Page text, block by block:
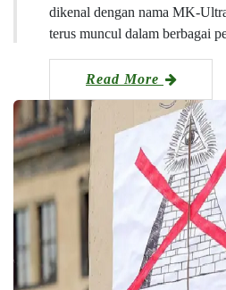
dikenal dengan nama MK-
terus muncul dalam berbagai
Read More